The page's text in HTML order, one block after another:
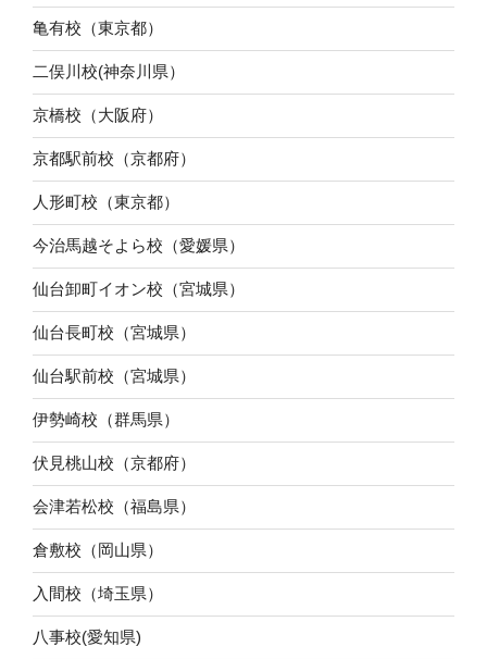
亀有校（東京都）
二俣川校(神奈川県）
京橋校（大阪府）
京都駅前校（京都府）
人形町校（東京都）
今治馬越そよら校（愛媛県）
仙台卸町イオン校（宮城県）
仙台長町校（宮城県）
仙台駅前校（宮城県）
伊勢崎校（群馬県）
伏見桃山校（京都府）
会津若松校（福島県）
倉敷校（岡山県）
入間校（埼玉県）
八事校(愛知県)